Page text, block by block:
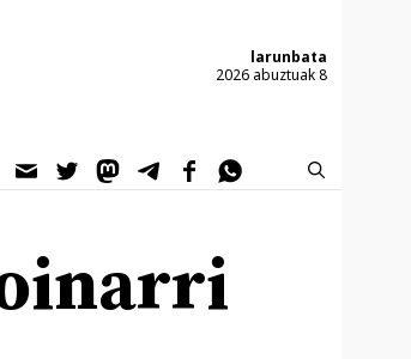
larunbata
2026 abuztuak 8